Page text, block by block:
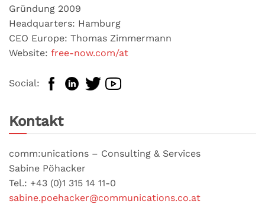
Gründung 2009
Headquarters: Hamburg
CEO Europe: Thomas Zimmermann
Website: free-now.com/at
Social:
Kontakt
comm:unications – Consulting & Services
Sabine Pöhacker
Tel.: +43 (0)1 315 14 11-0
sabine.poehacker@communications.co.at